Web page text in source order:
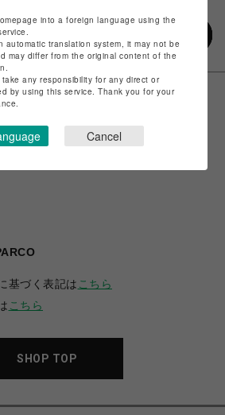
基づく表記は こちら
こちら
SHOP TOP
into a foreign language using the
automatic translation system, it may not be
may differ from the original content of the
any responsibility for any direct or
by using this service. Thank you for your
Cancel